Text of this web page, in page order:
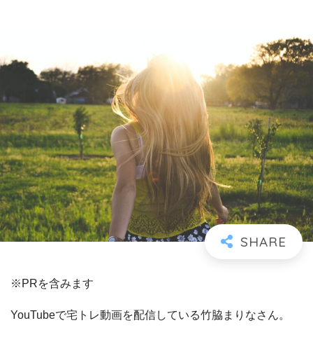
※PRを含みます
YouTubeで宅トレ動画を配信している竹脇まりなさん。